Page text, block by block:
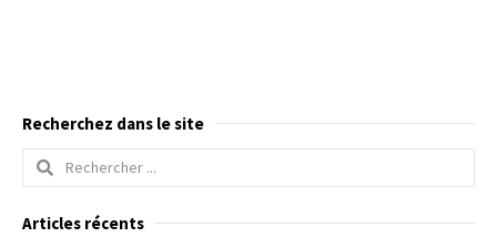
Recherchez dans le site
Articles récents